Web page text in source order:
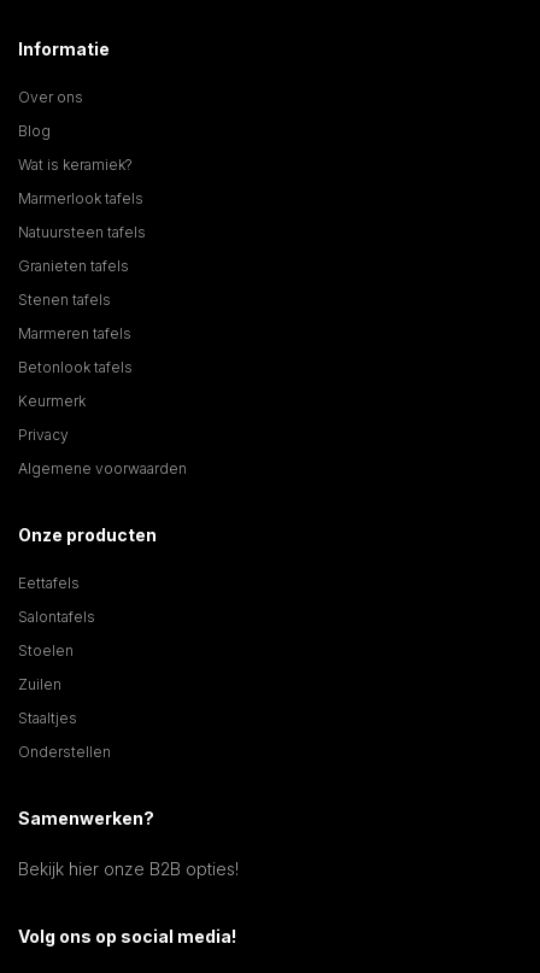
Informatie
Over ons
Blog
Wat is keramiek?
Marmerlook tafels
Natuursteen tafels
Granieten tafels
Stenen tafels
Marmeren tafels
Betonlook tafels
Keurmerk
Privacy
Algemene voorwaarden
Onze producten
Eettafels
Salontafels
Stoelen
Zuilen
Staaltjes
Onderstellen
Samenwerken?
Bekijk hier onze B2B opties!
Volg ons op social media!